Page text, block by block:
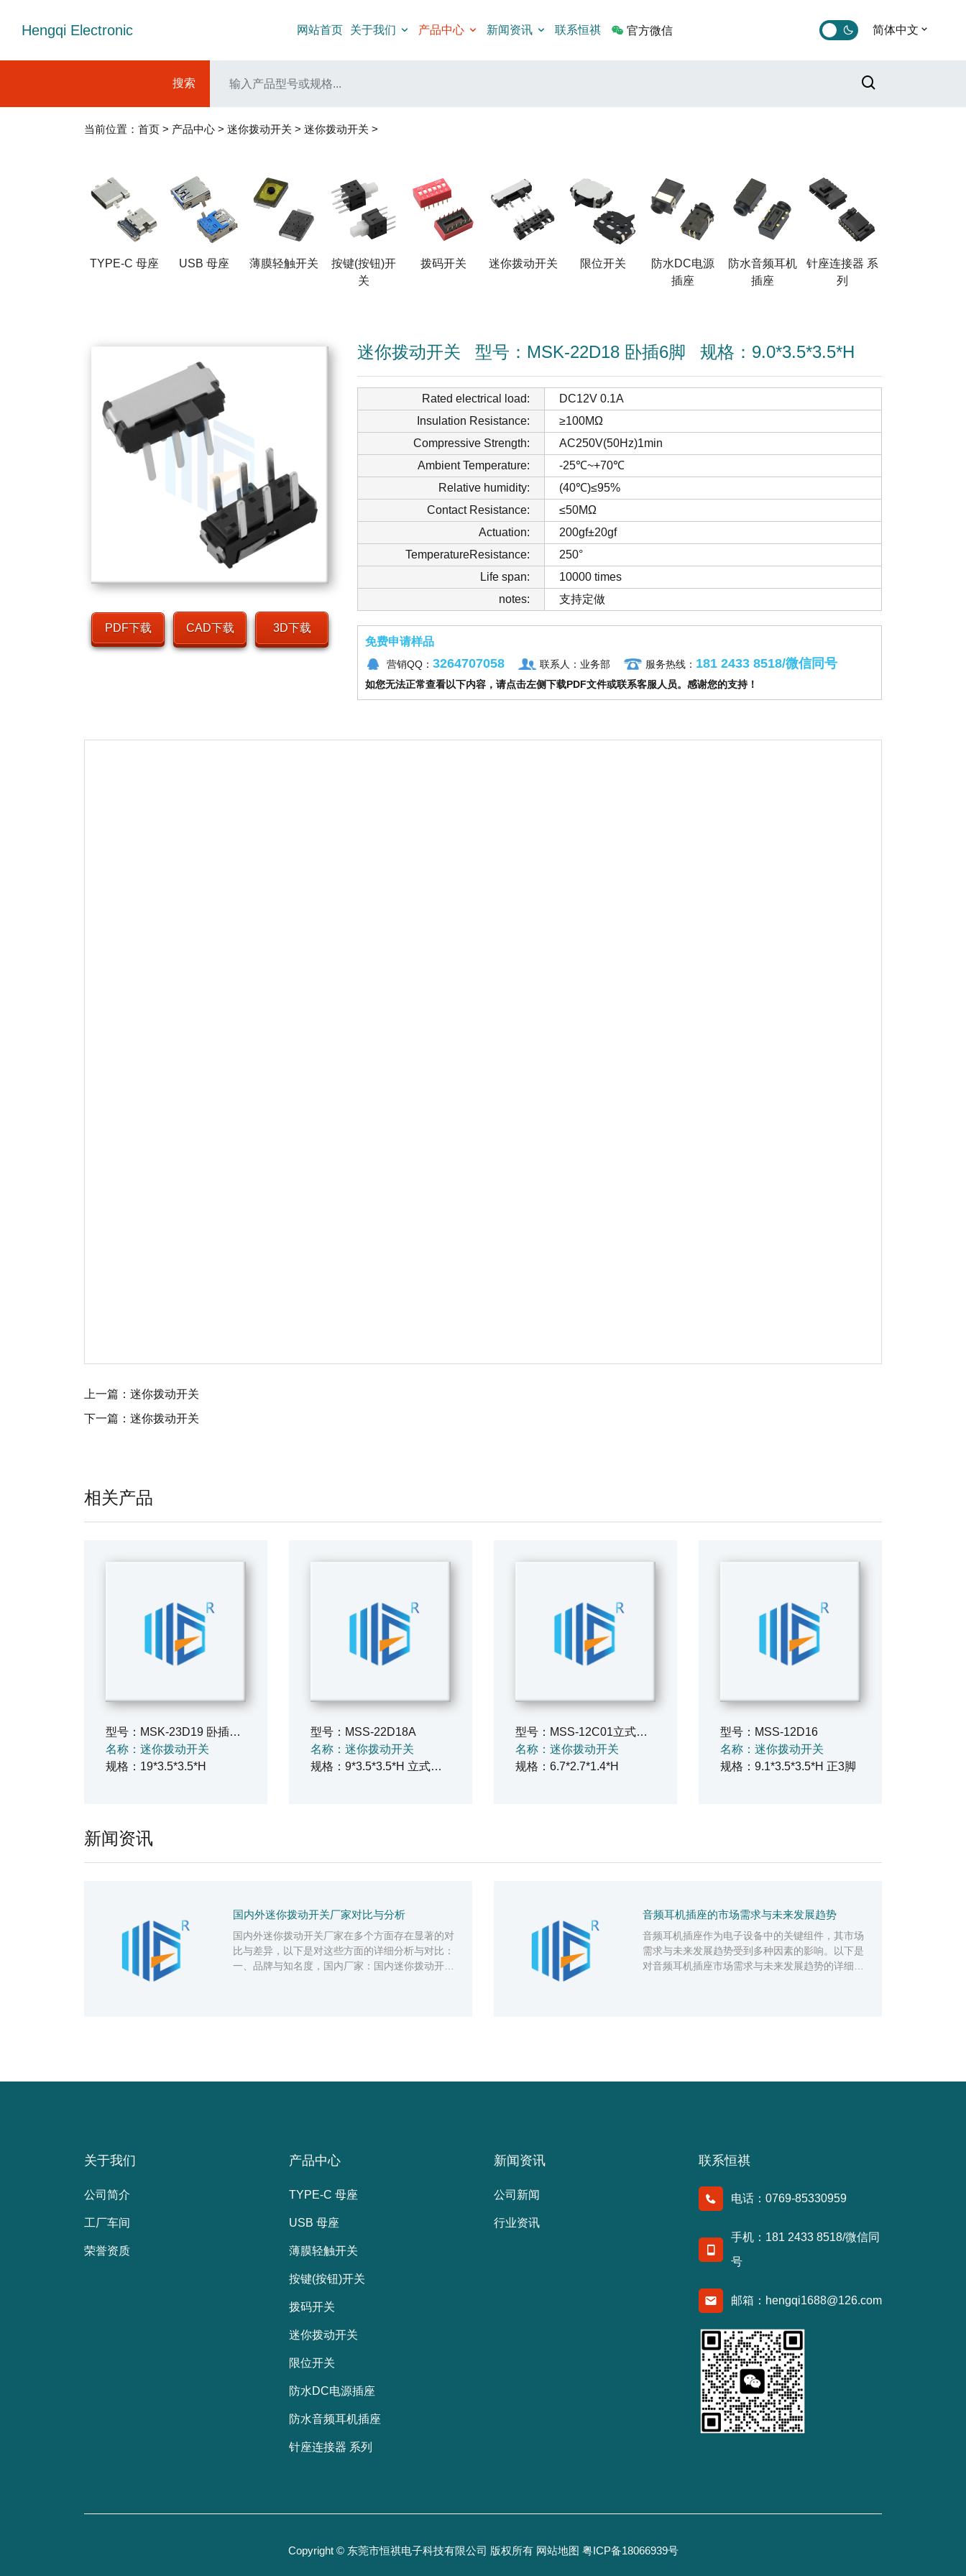
Hengqi Electronic 网站首页 关于我们 产品中心 新闻资讯 联系恒祺 官方微信 简体中文
搜索
当前位置： 首页 > 产品中心 > 迷你拨动开关 > 迷你拨动开关 >
TYPE-C 母座 USB 母座 薄膜轻触开关
按键(按钮)开
关
拨码开关 迷你拨动开关 限位开关
防水DC电源
插座
防水音频耳机
插座
针座连接器 系
列
PDF下载 CAD下载 3D下载
迷你拨动开关 型号：MSK-22D18 卧插6脚 规格：9.0*3.5*3.5*H
Rated electrical load:
DC12V 0.1A
Insulation Resistance:
≥100MΩ
Compressive Strength:
AC250V(50Hz)1min
Ambient Temperature:
-25℃~+70℃
Relative humidity:
(40℃)≤95%
Contact Resistance:
≤50MΩ
Actuation:
200gf±20gf
TemperatureResistance:
250°
Life span:
10000 times
notes:
支持定做
免费申请样品
营销QQ： 3264707058 联系人：业务部 服务热线： 181 2433 8518/微信同号
如您无法正常查看以下内容，请点击左侧下载PDF文件或联系客服人员。感谢您的支持！
上一篇： 迷你拨动开关
下一篇： 迷你拨动开关
相关产品
型号：MSK-23D19 卧插8脚
名称：迷你拨动开关
规格：19*3.5*3.5*H
型号：MSS-22D18A
名称：迷你拨动开关
规格：9*3.5*3.5*H 立式边三脚
型号：MSS-12C01立式贴片
名称：迷你拨动开关
规格：6.7*2.7*1.4*H
型号：MSS-12D16
名称：迷你拨动开关
规格：9.1*3.5*3.5*H 正3脚
新闻资讯
国内外迷你拨动开关厂家对比与分析
国内外迷你拨动开关厂家在多个方面存在显著的对
比与差异，以下是对这些方面的详细分析与对比：
一、品牌与知名度，国内厂家：国内迷你拨动开关
音频耳机插座的市场需求与未来发展趋势
音频耳机插座作为电子设备中的关键组件，其市场
需求与未来发展趋势受到多种因素的影响。以下是
对音频耳机插座市场需求与未来发展趋势的详细分
关于我们
公司简介
工厂车间
荣誉资质
产品中心
TYPE-C 母座
USB 母座
薄膜轻触开关
按键(按钮)开关
拨码开关
迷你拨动开关
限位开关
防水DC电源插座
防水音频耳机插座
针座连接器 系列
新闻资讯
公司新闻
行业资讯
联系恒祺
电话：0769-85330959
手机：181 2433 8518/微信同
号
邮箱：hengqi1688@126.com
Copyright © 东莞市恒祺电子科技有限公司 版权所有 网站地图 粤ICP备18066939号